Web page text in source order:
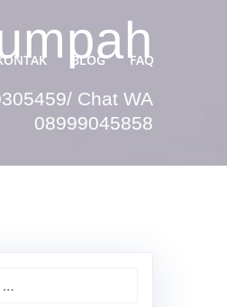
BLOG FAQ
Chat WA
08999045858